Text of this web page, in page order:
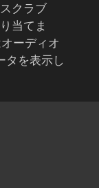
クラブ
当てま
ーディオ
タを表示し